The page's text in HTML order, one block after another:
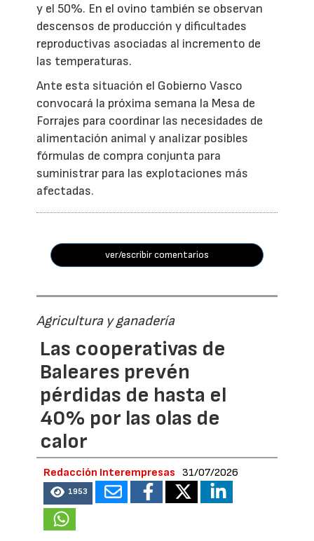
y el 50%. En el ovino también se observan
descensos de producción y dificultades
reproductivas asociadas al incremento de
las temperaturas.
Ante esta situación el Gobierno Vasco
convocará la próxima semana la Mesa de
Forrajes para coordinar las necesidades de
alimentación animal y analizar posibles
fórmulas de compra conjunta para
suministrar para las explotaciones más
afectadas.
ver/escribir comentarios
Agricultura y ganadería
Las cooperativas de
Baleares prevén
pérdidas de hasta el
40% por las olas de
calor
Redacción Interempresas 31/07/2026
1953